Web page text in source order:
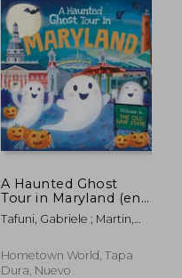
A Haunted Ghost
Tour in Maryland (en
Inglés)
Tafuni, Gabriele ; Martin,
Hometown World, Tapa
Dura, Nuevo